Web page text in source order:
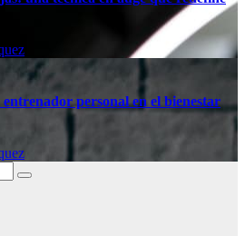
personal en el bienestar